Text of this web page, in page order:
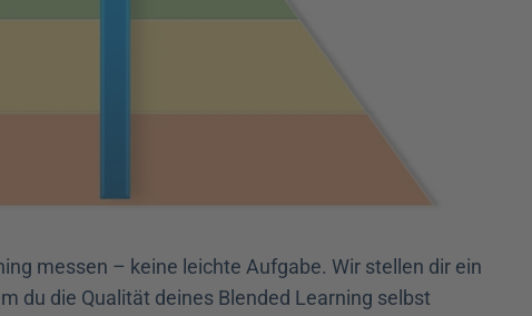
messen – keine leichte Aufgabe. Wir stellen dir ein
du die Qualität deines Blended Learning selbst